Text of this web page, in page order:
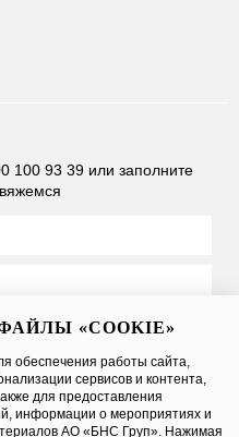
100 93 39 или заполните
условияПубличной
персональных данных
«COOKIE»
обеспечения работы сайта,
сервисов и контента,
для предоставления
информации о мероприятиях и
АО «БНС Груп». Нажимая